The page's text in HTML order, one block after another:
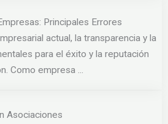
Principales Errores
actual, la transparencia y la
para el éxito y la reputación
Como empresa ...
Asociaciones